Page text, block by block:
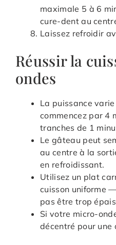
maximale 5 à 6
cure-dent au
Laissez refroidir
Réussir la
ondes
La puissance
commencez par 4
tranches de 1
Le gâteau peut
au centre à la
en refroidissant.
Utilisez un plat
cuisson uniforme
pas être trop
Si votre micro-
décentré pour une